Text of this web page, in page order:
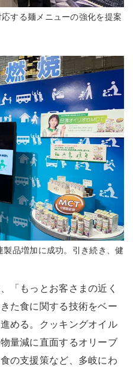
する麺メニューの強化を提案
品増加に成功。引き続き、健
「もっとお客さまの近く
た食に関する技術をベー
める。クッキングオイル
量減に直面するオリーブ
の支援策など、多岐にわ